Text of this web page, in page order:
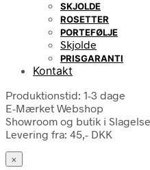
SKJOLDE
ROSETTER
PORTEFØLJE
Skjolde
PRISGARANTI
Kontakt
Produktionstid: 1-3 dage
E-Mærket Webshop
Showroom og butik i Slagelse
Levering fra: 45,- DKK
×